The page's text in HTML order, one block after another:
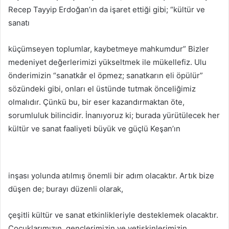
Recep Tayyip Erdoğan’ın da işaret ettiği gibi; “kültür ve
sanatı
küçümseyen toplumlar, kaybetmeye mahkumdur” Bizler
medeniyet değerlerimizi yükseltmek ile mükellefiz. Ulu
önderimizin “sanatkâr el öpmez; sanatkarın eli öpülür”
sözündeki gibi, onları el üstünde tutmak önceliğimiz
olmalıdır. Çünkü bu, bir eser kazandırmaktan öte,
sorumluluk bilincidir. İnanıyoruz ki; burada yürütülecek her
kültür ve sanat faaliyeti büyük ve güçlü Keşan’ın
inşası yolunda atılmış önemli bir adım olacaktır. Artık bize
düşen de; burayı düzenli olarak,
çeşitli kültür ve sanat etkinlikleriyle desteklemek olacaktır.